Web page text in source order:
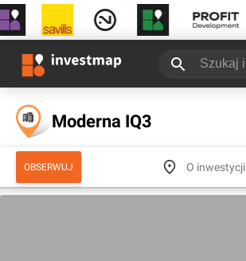
Moderna IQ3
OBSERWUJ O inwestycji